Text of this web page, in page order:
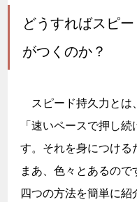
どうすればスピ
がつくのか？
スピード持久力とは
「速いペースで押し
す。それを身につける
まあ、色々とあるので
四つの方法を簡単に紹